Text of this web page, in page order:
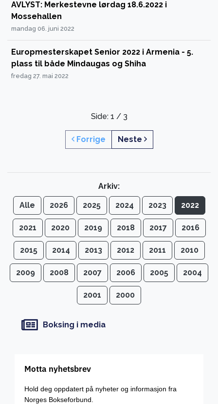
AVLYST: Merkestevne lørdag 18.6.2022 i
Mossehallen
mandag 06. juni 2022
Europmesterskapet Senior 2022 i Armenia - 5.
plass til både Mindaugas og Shiha
fredag 27. mai 2022
Side: 1 / 3
Forrige Neste
Arkiv:
Alle 2026 2025 2024 2023 2022
2021 2020 2019 2018 2017 2016
2015 2014 2013 2012 2011 2010
2009 2008 2007 2006 2005 2004
2001 2000
Boksing i media
Motta nyhetsbrev
Hold deg oppdatert på nyheter og informasjon fra
Norges Bokseforbund.